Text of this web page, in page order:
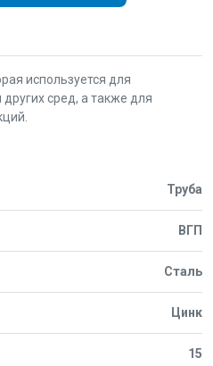
используется для
сред, а также для
Труба
ВГП
Сталь
Цинк
15